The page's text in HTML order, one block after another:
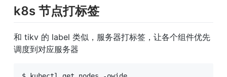
k8s 节点打标签
和 tikv 的 label 类似，服务器打标签，让各个组件优先
调度到对应服务器